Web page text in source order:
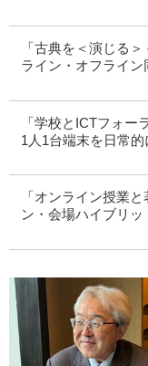
「古典を＜演じる
ライン・オフライン
「学校とICTフォ
1人1台端末を日常
「オンライン授業
ン・会場ハイブリッ